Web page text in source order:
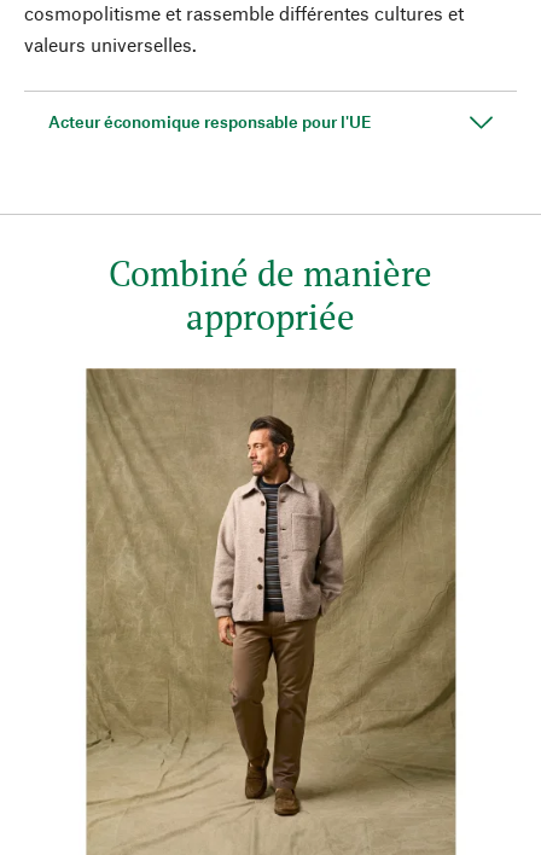
cosmopolitisme et rassemble différentes cultures et
valeurs universelles.
Acteur économique responsable pour l'UE
Combiné de manière
appropriée